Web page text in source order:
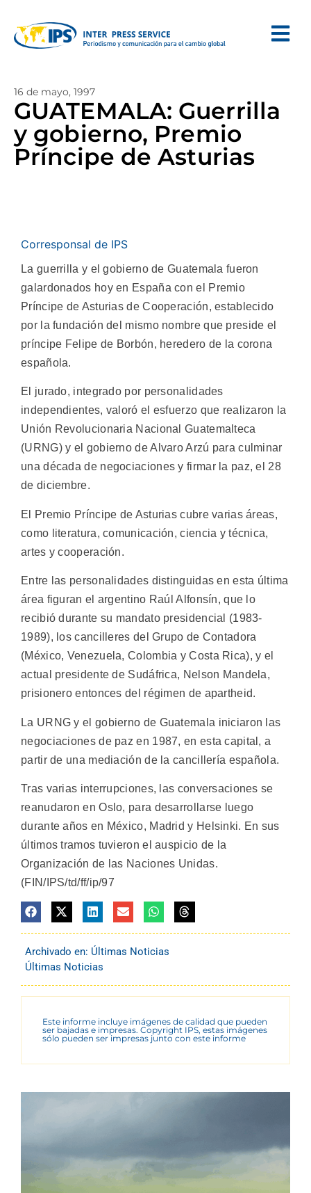
16 de mayo, 1997
GUATEMALA: Guerrilla
y gobierno, Premio
Príncipe de Asturias
Corresponsal de IPS
La guerrilla y el gobierno de Guatemala fueron
galardonados hoy en España con el Premio
Príncipe de Asturias de Cooperación, establecido
por la fundación del mismo nombre que preside el
príncipe Felipe de Borbón, heredero de la corona
española.
El jurado, integrado por personalidades
independientes, valoró el esfuerzo que realizaron la
Unión Revolucionaria Nacional Guatemalteca
(URNG) y el gobierno de Alvaro Arzú para culminar
una década de negociaciones y firmar la paz, el 28
de diciembre.
El Premio Príncipe de Asturias cubre varias áreas,
como literatura, comunicación, ciencia y técnica,
artes y cooperación.
Entre las personalidades distinguidas en esta última
área figuran el argentino Raúl Alfonsín, que lo
recibió durante su mandato presidencial (1983-
1989), los cancilleres del Grupo de Contadora
(México, Venezuela, Colombia y Costa Rica), y el
actual presidente de Sudáfrica, Nelson Mandela,
prisionero entonces del régimen de apartheid.
La URNG y el gobierno de Guatemala iniciaron las
negociaciones de paz en 1987, en esta capital, a
partir de una mediación de la cancillería española.
Tras varias interrupciones, las conversaciones se
reanudaron en Oslo, para desarrollarse luego
durante años en México, Madrid y Helsinki. En sus
últimos tramos tuvieron el auspicio de la
Organización de las Naciones Unidas.
(FIN/IPS/td/ff/ip/97
Archivado en: Últimas Noticias
Últimas Noticias
Este informe incluye imágenes de calidad que pueden
ser bajadas e impresas. Copyright IPS, estas imágenes
sólo pueden ser impresas junto con este informe